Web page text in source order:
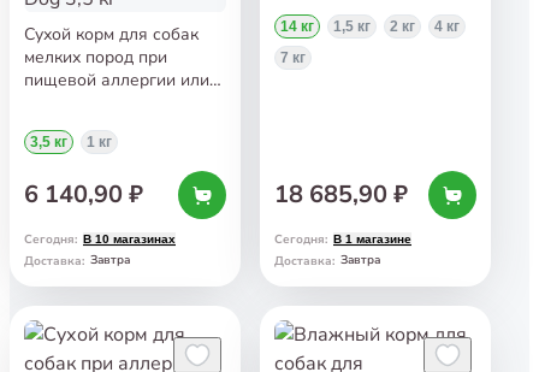
Сухой корм для собак
мелких пород при
пищевой аллергии или
Canin Hipoallergenic Small
Dog 3,5 кг
3,5 кг 1 кг
6 140,90 ₽
Сегодня: В 10 магазинах
Доставка: Завтра
14 кг 1,5 кг 2 кг
4 кг
7 кг
18 685,90 ₽
Сегодня: В 1 магазине
Доставка: Завтра